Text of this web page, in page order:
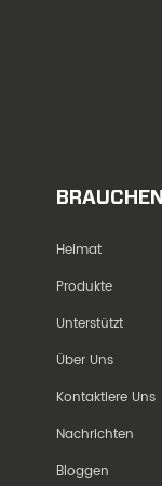
Heimat
Produkte
Unterstützt
Über Uns
Kontaktiere Uns
Nachrichten
Bloggen